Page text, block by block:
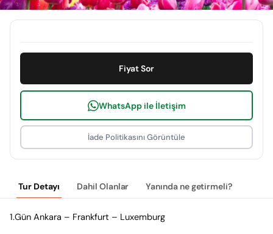
Tur Detayı Dahil Olanlar Yanında ne getirmeli?
1.Gün Ankara – Frankfurt – Luxemburg
Fiyat Sor
WhatsApp ile İletişim
İade Politikasını Görüntüle